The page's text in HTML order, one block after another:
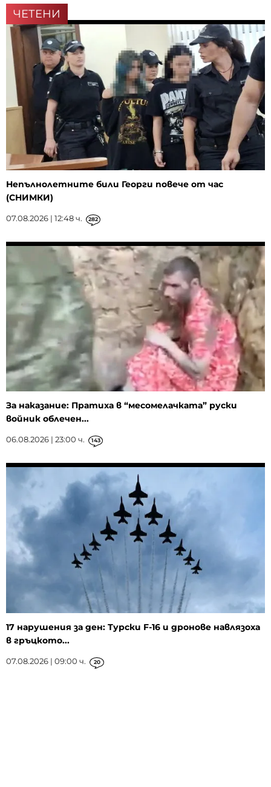
ЧЕТЕНИ
Непълнолетните били Георги повече от час
(СНИМКИ)
07.08.2026 | 12:48 ч. 282
За наказание: Пратиха в “месомелачката” руски
войник облечен...
06.08.2026 | 23:00 ч. 143
17 нарушения за ден: Турски F-16 и дронове навлязоха
в гръцкото...
07.08.2026 | 09:00 ч. 20